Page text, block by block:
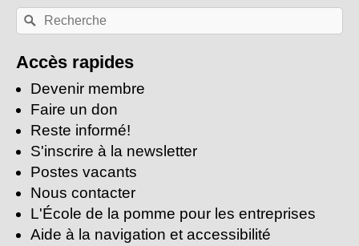
Recherche
par
clés:
Rechercher
Accès rapides
Devenir membre
Faire un don
Reste informé!
S'inscrire à la newsletter
Postes vacants
Nous contacter
L'École de la pomme pour les entreprises
Aide à la navigation et accessibilité